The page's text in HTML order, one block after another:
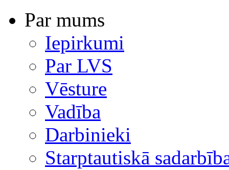
Par mums
Iepirkumi
Par LVS
Vēsture
Vadība
Darbinieki
Starptautiskā